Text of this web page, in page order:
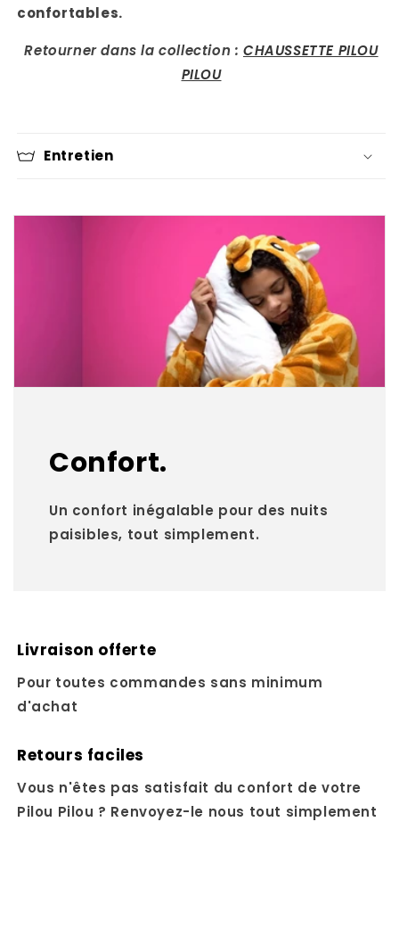
confortables.
Retourner dans la collection : CHAUSSETTE PILOU
PILOU
Entretien
Confort.
Un confort inégalable pour des nuits
paisibles, tout simplement.
Livraison offerte
Pour toutes commandes sans minimum
d'achat
Retours faciles
Vous n'êtes pas satisfait du confort de votre
Pilou Pilou ? Renvoyez-le nous tout simplement